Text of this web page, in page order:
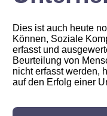
Dies ist auch heute
Können, Soziale
erfasst und
Beurteilung von
nicht erfasst werden,
auf den Erfolg einer